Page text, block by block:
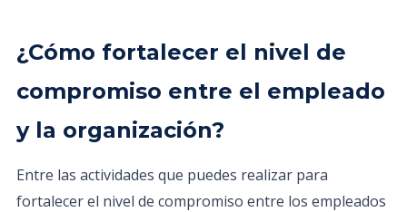
¿Cómo fortalecer el nivel de
compromiso entre el empleado
y la organización?
Entre las actividades que puedes realizar para
fortalecer el nivel de compromiso entre los empleados